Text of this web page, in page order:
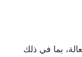
بما في ذلك